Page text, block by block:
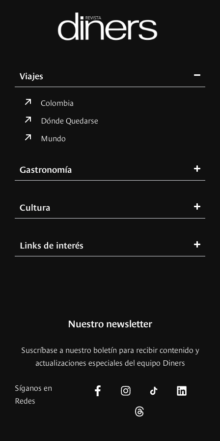
Viajes
Colombia
Dónde Quedarse
Mundo
Gastronomía
Cultura
Links de interés
Nuestro newsletter
Suscríbase a nuestro boletín para recibir contenido y
actualizaciones especiales del equipo Diners
Síganos en
Redes